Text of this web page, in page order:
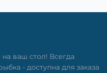
ваш стол! Всегда
- доступна для заказа